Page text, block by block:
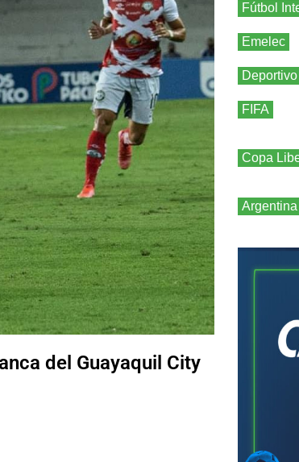
del Guayaquil City
Fútbol
Emelec
FIFA
Copa
Argentina